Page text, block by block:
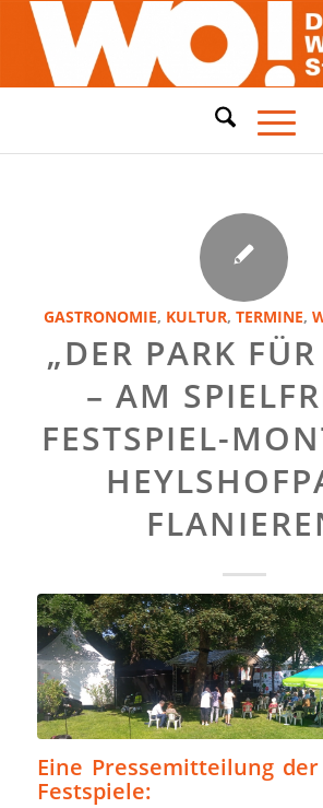
GASTRONOMIE, KULTUR,TERMINE,
„DER PARK
– AM
FESTSPIEL-
Eine Pressemitteilung
Festspiele: